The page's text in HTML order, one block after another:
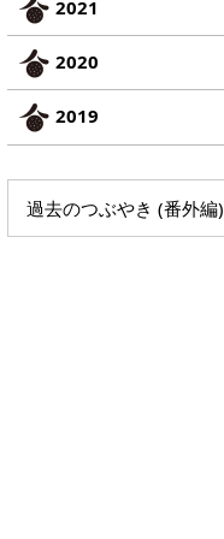
2021
2020
2019
過去のつぶやき (番外編)